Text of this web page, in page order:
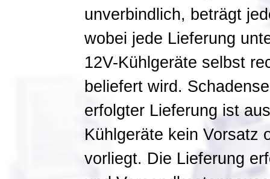
unverbindlich, beträgt
wobei jede Lieferung
12V-Kühlgeräte selbst
beliefert wird.
erfolgter Lieferung ist
Kühlgeräte kein Vorsatz
vorliegt. Die Lieferung